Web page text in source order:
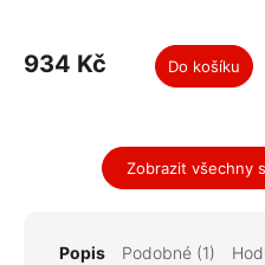
934 Kč Do košíku
Zobrazit všechny
Popis Podobné (1)